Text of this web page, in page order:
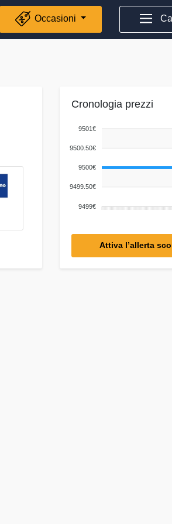
Occasioni
Cronologia prezzi
9501€
9500.50€
9500€
9499.50€
9499€
Attiva l’allerta